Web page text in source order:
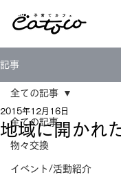
記事
全ての記事
物々交換
イベント/活動紹介
全ての記事
地域に開かれ
2015年12月16日